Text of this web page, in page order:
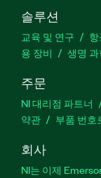
솔루션
교육 및 연구
용 장비
생명
주문
NI 대리점 파트너
약관
부품 번호
회사
NI는 이제